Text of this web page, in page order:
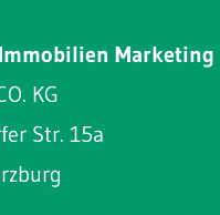
Marketing
KG
Str. 15a